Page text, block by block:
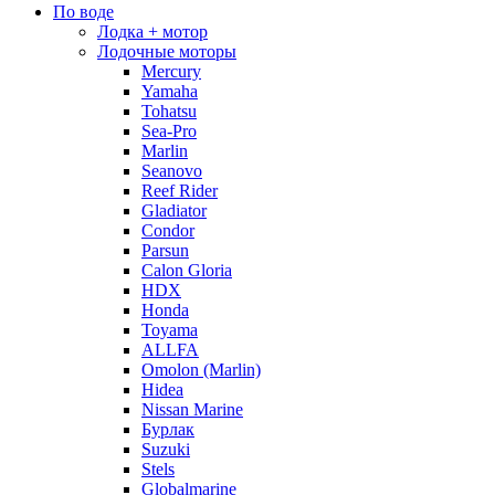
По воде
Лодка + мотор
Лодочные моторы
Mercury
Yamaha
Tohatsu
Sea-Pro
Marlin
Seanovo
Reef Rider
Gladiator
Condor
Parsun
Calon Gloria
HDX
Honda
Toyama
ALLFA
Omolon (Marlin)
Hidea
Nissan Marine
Бурлак
Suzuki
Stels
Globalmarine